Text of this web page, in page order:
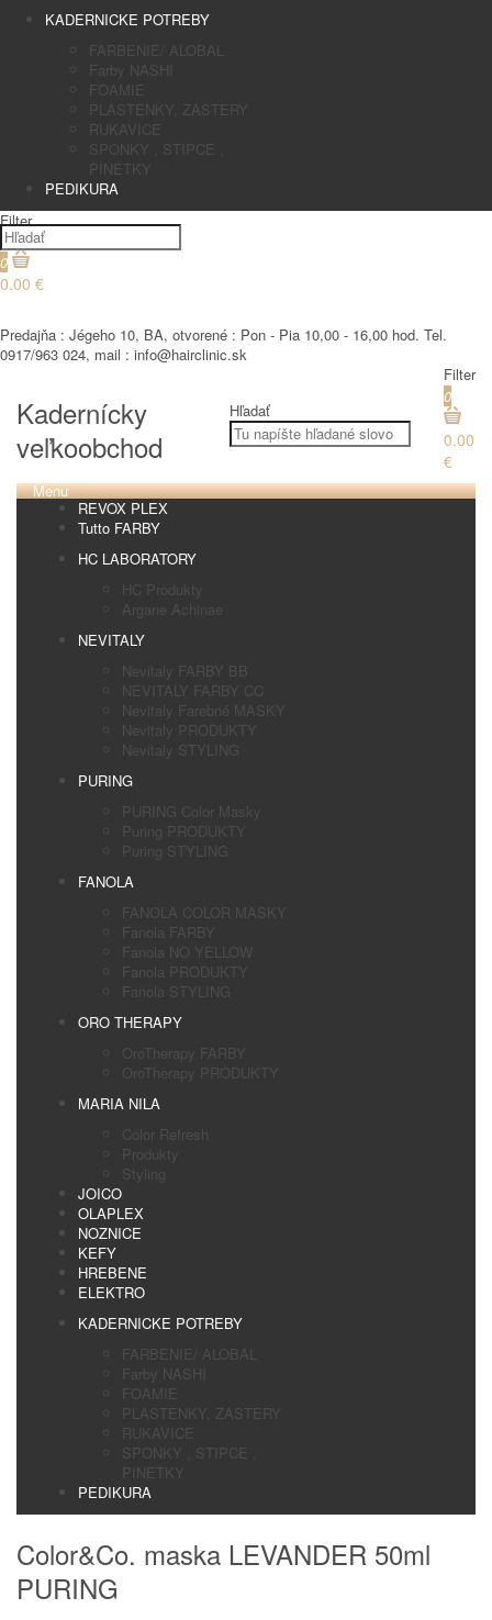
KADERNICKE POTREBY
FARBENIE/ ALOBAL
Farby NASHI
FOAMIE
PLASTENKY, ZASTERY
RUKAVICE
SPONKY , STIPCE ,
PINETKY
PEDIKURA
Filter
0
0.00 €
Predajňa : Jégeho 10, BA, otvorené : Pon - Pia 10,00 - 16,00 hod. Tel.
0917/963 024, mail : info@hairclinic.sk
Kadernícky
veľkoobchod
Hľadať
Filter
0
0.00
€
Menu
REVOX PLEX
Tutto FARBY
HC LABORATORY
HC Produkty
Argane Achinae
NEVITALY
Nevitaly FARBY BB
NEVITALY FARBY CC
Nevitaly Farebné MASKY
Nevitaly PRODUKTY
Nevitaly STYLING
PURING
PURING Color Masky
Puring PRODUKTY
Puring STYLING
FANOLA
FANOLA COLOR MASKY
Fanola FARBY
Fanola NO YELLOW
Fanola PRODUKTY
Fanola STYLING
ORO THERAPY
OroTherapy FARBY
OroTherapy PRODUKTY
MARIA NILA
Color Refresh
Produkty
Styling
JOICO
OLAPLEX
NOZNICE
KEFY
HREBENE
ELEKTRO
KADERNICKE POTREBY
FARBENIE/ ALOBAL
Farby NASHI
FOAMIE
PLASTENKY, ZASTERY
RUKAVICE
SPONKY , STIPCE ,
PINETKY
PEDIKURA
Color&Co. maska LEVANDER 50ml
PURING